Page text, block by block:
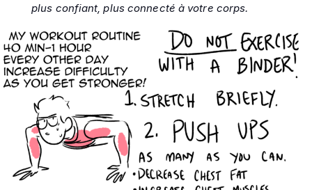
plus confiant, plus connecté à votre corps.